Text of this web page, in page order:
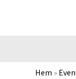
Hem »